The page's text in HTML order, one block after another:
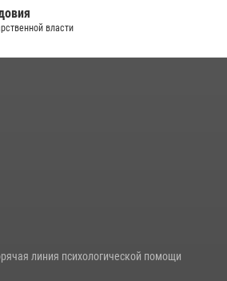
футбольных мероприятиях: от
Суперкубка России
безопасность Всероссийского
Саранске
власти
линия психологической помощи